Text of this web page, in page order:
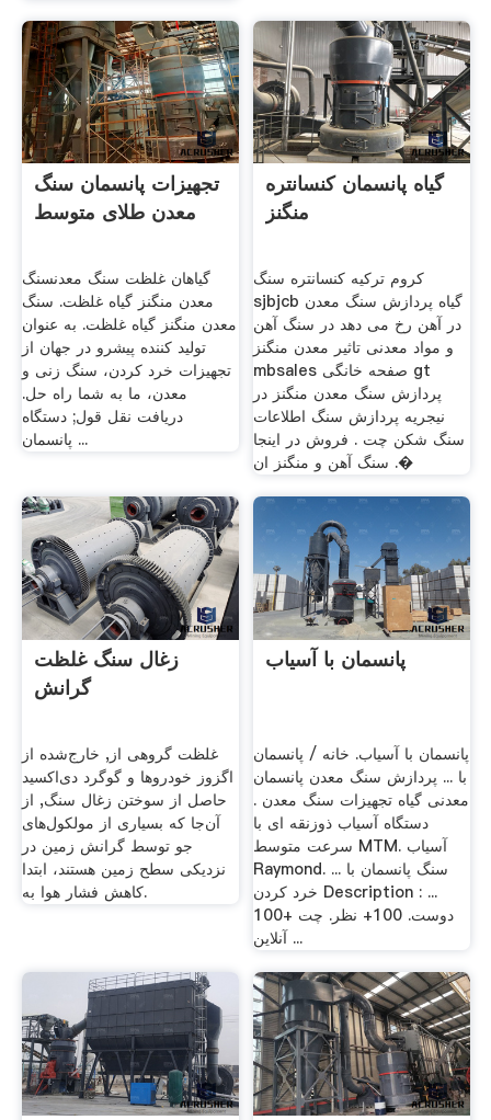
تجهیزات پانسمان سنگ
معدن طلای متوسط
گیاهان غلظت سنگ معدنسنگ
معدن منگنز گیاه غلظت. سنگ
معدن منگنز گیاه غلظت. به عنوان
تولید کننده پیشرو در جهان از
تجهیزات خرد کردن، سنگ زنی و
معدن، ما به شما راه حل.
دریافت نقل قول; دستگاه
پانسمان ...
گیاه پانسمان کنسانتره
منگنز
کروم ترکیه کنسانتره سنگ
sjbjcb گیاه پردازش سنگ معدن
در آهن رخ می دهد در سنگ آهن
و مواد معدنی تاثیر معدن منگنز
mbsales صفحه خانگی gt
پردازش سنگ معدن منگنز در
نیجریه پردازش سنگ اطلاعات
سنگ شکن چت . فروش در اینجا
. سنگ آهن و منگنز ان�
زغال سنگ غلظت
گرانش
غلظت گروهی از, خارج‌شده از
اگزوز خودروها و گوگرد دی‌اکسید
حاصل از سوختن زغال سنگ, از
آن‌جا که بسیاری از مولکول‌های
جو توسط گرانش زمین در
نزدیکی سطح زمین هستند، ابتدا
کاهش فشار هوا به.
پانسمان با آسیاب
پانسمان با آسیاب. خانه / پانسمان
با ... پردازش سنگ معدن پانسمان
معدنی گیاه تجهیزات سنگ معدن .
دستگاه آسیاب ذوزنقه ای با
سرعت متوسط MTM. آسیاب
Raymond. ... سنگ پانسمان با
خرد کردن Description : ...
100+ دوست. 100+ نظر. چت
آنلاین ...